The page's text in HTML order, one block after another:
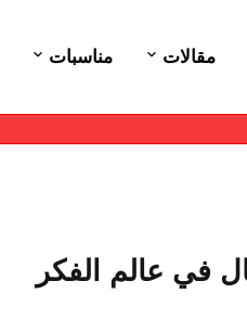
مقالات مناسبات
في عالم الفكر